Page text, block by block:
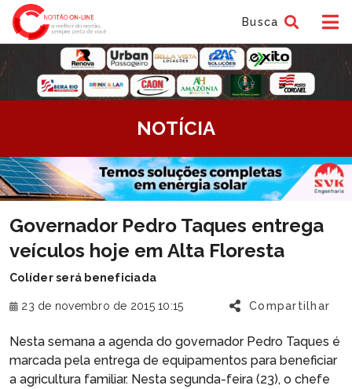
Busca
NOTÍCIA
Governador Pedro Taques entrega
veículos hoje em Alta Floresta
Colíder será beneficiada
23 de novembro de 2015 10:15 Compartilhar
Nesta semana a agenda do governador Pedro Taques é
marcada pela entrega de equipamentos para beneficiar
a agricultura familiar. Nesta segunda-feira (23), o chefe